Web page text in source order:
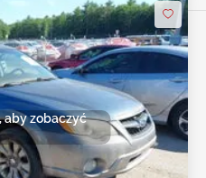
aby zobaczyć